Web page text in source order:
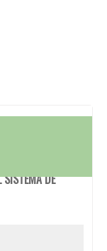
SISTEMA DE